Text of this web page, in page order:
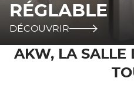
LA PAROI
DÉCOUVREZ NOTRE
2026 !
DÉCOUVRIR
RÉGLABLE
DÉCOUVRIR
DÉCOUVREZ LE
DÉCOUVREZ NOS
DÉCOUVREZ LA GAMME
DÉCOUVREZ NOTRE
DÉCOUVREZ LA GAMME
DÉCOUVREZ LA GAMME
DÉCOUVREZ NOS
DÉCOUVREZ NOTRE
DÉCOUVRIR
AKW, LA SALLE